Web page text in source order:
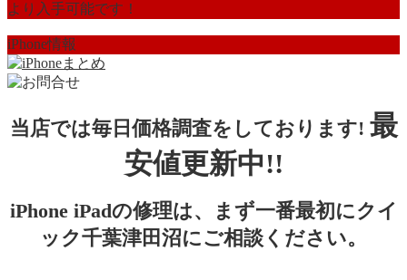
より入手可能です！
iPhone情報
当店では毎日価格調査をしております! 最
安値更新中!!
iPhone iPadの修理は、まず一番最初にクイ
ック千葉津田沼にご相談ください。